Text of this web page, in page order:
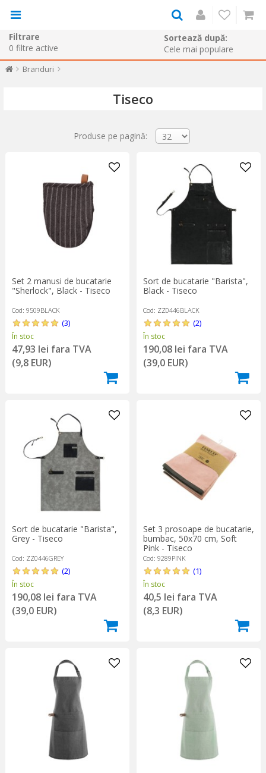
Filtrare
0 filtre active
Sortează după:
Branduri
Tiseco
Produse pe pagină:
Set 2 manusi de bucatarie
"Sherlock", Black - Tiseco
Cod: 9509BLACK
(3)
În stoc
47,93 lei fara TVA
(9,8 EUR)
Sort de bucatarie "Barista",
Black - Tiseco
Cod: ZZ0446BLACK
(2)
În stoc
190,08 lei fara TVA
(39,0 EUR)
Sort de bucatarie "Barista",
Grey - Tiseco
Cod: ZZ0446GREY
(2)
În stoc
190,08 lei fara TVA
(39,0 EUR)
Set 3 prosoape de bucatarie,
bumbac, 50x70 cm, Soft
Pink - Tiseco
Cod: 9289PINK
(1)
În stoc
40,5 lei fara TVA
(8,3 EUR)